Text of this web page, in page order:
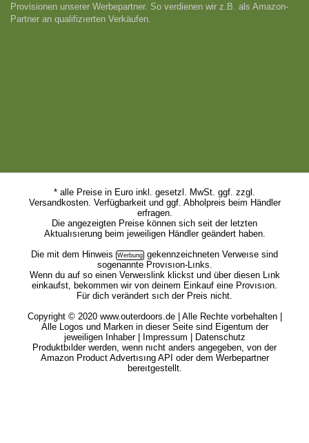
Provisionen unserer Werbepartner. So verdienen wir z.B. als Amazon-
Partner an qualifizıerten Verkäufen.
* alle Preise in Euro inkl. gesetzl. MwSt. ggf. zzgl.
Versandkosten. Verfügbarkeit und ggf. Abholpreis beim Händler
erfragen.
Die angezeigten Preise können sich seit der letzten
Aktualısıerung beim jeweiligen Händler geändert haben.
Die mit dem Hinweis
gekennzeichneten Verweıse sind
sogenannte Provısıon-Lınks.
Wenn du auf so einen Verweıslink klickst und über diesen Lınk
einkaufst, bekommen wir von deinem Einkauf eine Provısıon.
Für dich verändert sıch der Preis nicht.
Copyright © 2020 www.outerdoors.de | Alle Rechte vorbehalten |
Alle Logos und Marken in dieser Seite sind Eigentum der
jeweiligen Inhaber |
Impressum
Datenschutz
Produktbılder werden, wenn nıcht anders angegeben, von der
Amazon Product Advertısıng API oder dem Werbepartner
bereıtgestellt.